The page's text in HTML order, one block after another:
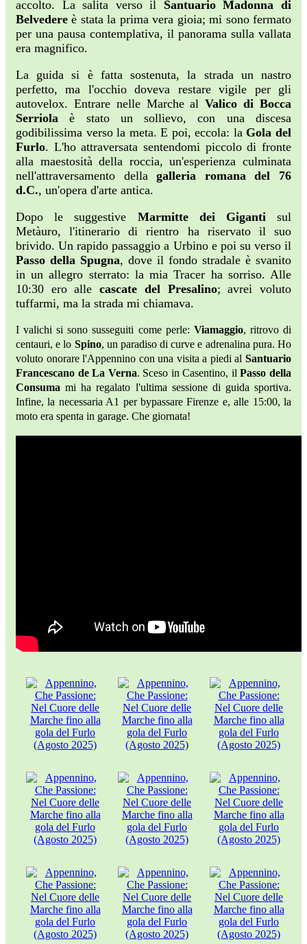
accolto. La salita verso il Santuario Madonna di
Belvedere è stata la prima vera gioia; mi sono fermato
per una pausa contemplativa, il panorama sulla vallata
era magnifico.
La guida si è fatta sostenuta, la strada un nastro
perfetto, ma l'occhio doveva restare vigile per gli
autovelox. Entrare nelle Marche alValico di Bocca
Serriola è stato un sollievo, con una discesa
godibilissima verso la meta. E poi, eccola: la Gola del
Furlo. L'ho attraversata sentendomi piccolo di fronte
alla maestosità della roccia, un'esperienza culminata
nell'attraversamento dellagalleria romana del 76
d.C., un'opera d'arte antica.
Dopo le suggestive Marmitte dei Giganti sul
Metàuro, l'itinerario di rientro ha riservato il suo
brivido. Un rapido passaggio a Urbino e poi su verso il
Passo della Spugna, dove il fondo stradale è svanito
in un allegro sterrato: la mia Tracer ha sorriso. Alle
10:30 ero allecascate del Presalino; avrei voluto
tuffarmi, ma la strada mi chiamava.
I valichi si sono susseguiti come perle: Viamaggio, ritrovo di
centauri, e lo Spino, un paradiso di curve e adrenalina pura. Ho
voluto onorare l'Appennino con una visita a piedi al Santuario
Francescano de La Verna. Sceso in Casentino, ilPasso della
Consuma mi ha regalato l'ultima sessione di guida sportiva.
Infine, la necessaria A1 per bypassare Firenze e, alle 15:00, la
moto era spenta in garage. Che giornata!